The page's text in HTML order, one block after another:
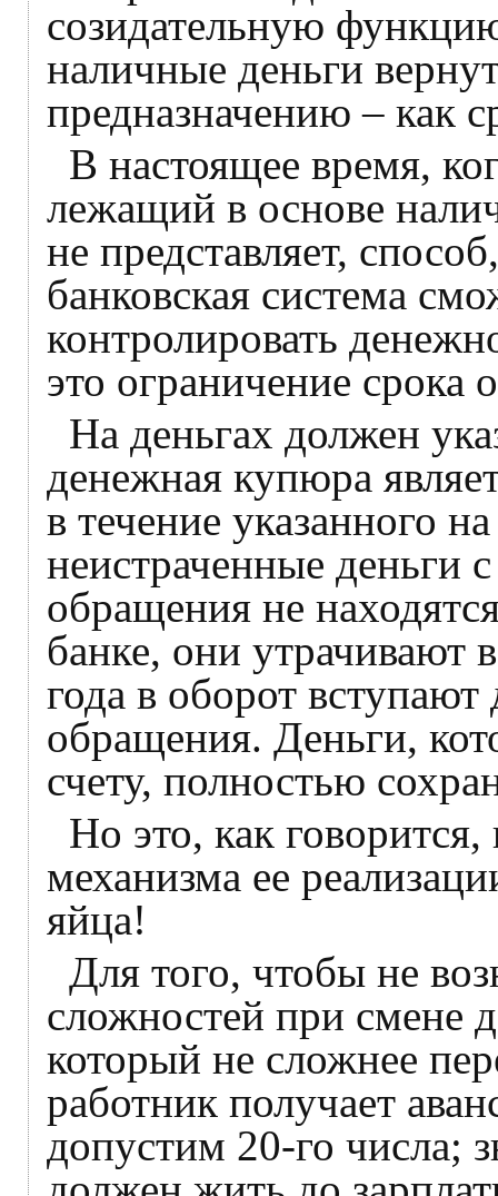
созидательную
наличные деньги
предназначению – как
В настоящее время,
лежащий в основе
не представляет,
банковская система
контролировать
это ограничение
На деньгах должен
денежная купюра
в течение указанного
неистраченные
обращения не
банке, они утрачивают
года в оборот
обращения. Деньги,
счету, полностью
Но это, как
механизма ее
яйца!
Для того, чтобы не
сложностей при смене
который не сложнее
работник получает
допустим 20-го числа;